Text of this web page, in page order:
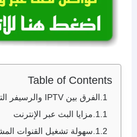
Table of Contents
الفرق بين IPTV والرسيفر التقليدي
مزايا البث عبر الإنترنت
سهولة تشغيل القنوات